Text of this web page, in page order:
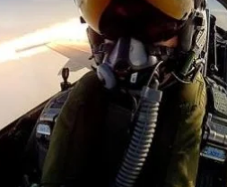
Selfie จริงๆ ล่าสุด Thomas
ากาศแห่งราชวงศ์เดนมาร์ก ได้
ค ขณะที่เขากำลังปล่อย ขีปนาวุธ
บนเครื่องบินรบ F-16 ตัดกับแบ็ค
เหนือ สำหรับภาพดังกล่าว ABC
า Kristensen อาจถ่ายด้วยกล้อง
พสต์ขึ้นเฟสบุ๊คส่วนตัวของเขาใน
: Huffingtonpost
ago